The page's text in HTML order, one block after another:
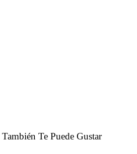
También Te Puede Gustar